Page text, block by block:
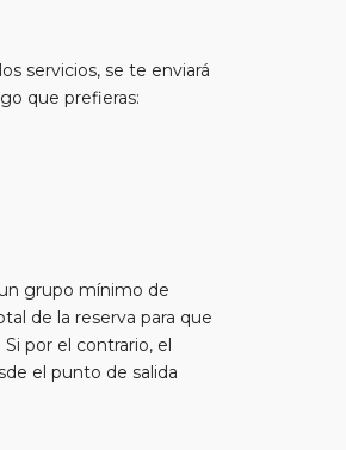
servicios, se te enviará
que prefieras:
grupo mínimo de
de la reserva para que
por el contrario, el
el punto de salida